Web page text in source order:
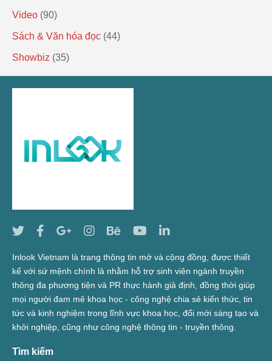
Video (90)
Sách & Văn hóa đọc (44)
Showbiz (35)
Inlook Vietnam là trang thông tin mở và cộng đồng, được thiết
kế với sứ mệnh chính là nhằm hỗ trợ sinh viên ngành truyền
thông đa phương tiện và PR thực hành giả định, đồng thời giúp
mọi người đam mê khoa học - công nghệ chia sẻ kiến thức, tin
tức và kinh nghiệm trong lĩnh vực khoa học, đổi mới sáng tạo và
khởi nghiệp, cũng như công nghệ thông tin - truyền thông.
Tìm kiếm